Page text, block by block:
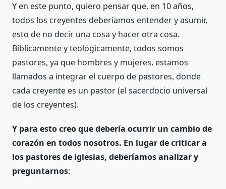
Y en este punto, quiero pensar que, en 10 años,
todos los creyentes deberíamos entender y asumir,
esto de no decir una cosa y hacer otra cosa.
Bíblicamente y teológicamente, todos somos
pastores, ya que hombres y mujeres, estamos
llamados a integrar el cuerpo de pastores, donde
cada creyente es un pastor (el sacerdocio universal
de los creyentes).
Y para esto creo que debería ocurrir un cambio de
corazón en todos nosotros. En lugar de criticar a
los pastores de iglesias, deberíamos analizar y
preguntarnos: